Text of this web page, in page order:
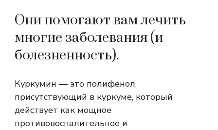
Они помогают вам лечить
многие заболевания (и
болезненность).
Куркумин — это полифенол,
присутствующий в куркуме, который
действует как мощное
противовоспалительное и